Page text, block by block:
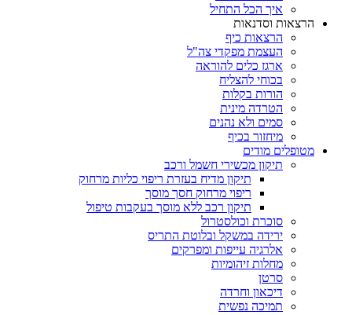
איך הכל התחיל
הרצאות וסדנאות
הרצאות כיף
העצמת מפקדי צה"ל
ארגז כלים להוראה
בכוחי להצליח
הורות בקלות
הטרדה מינית
סמים ולא נהנים
מיחזור בכיף
מטופלים מודים
תיקון מכשירי חשמל ורכב
תיקון מדיח בעזרת ריפוי כליות מרחוק
ריפוי מרחוק חסך מוסך
תיקון רכב ללא מוסך בעקבות טיפול
סוכרת וכולסטרול
ירידה במשקל ובלוטת התריס
אלרגיה עייפות ומפרקים
מחלות זיהומיות
סרטן
דיכאון וחרדה
תמיכה נפשית